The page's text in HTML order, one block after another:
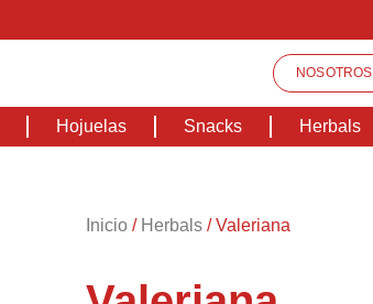
NOSOTROS
Hojuelas Snacks Herbals
Inicio / Herbals / Valeriana